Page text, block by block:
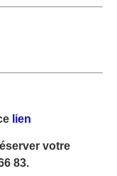
lien
votre
83.